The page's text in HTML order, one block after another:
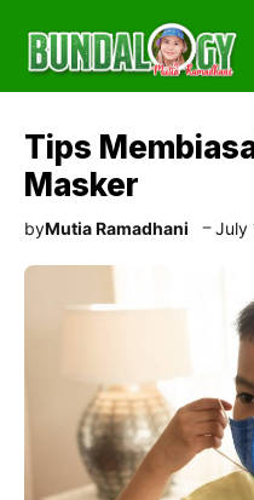
content
Tips
Masker
byMutia Ramadhani July